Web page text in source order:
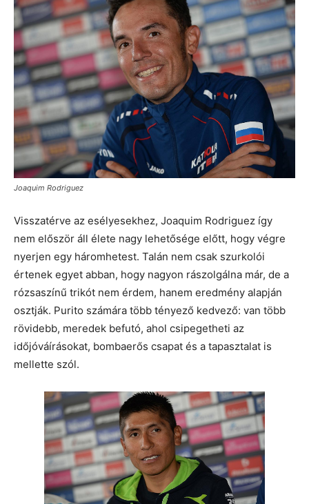
Joaquim Rodriguez
Visszatérve az esélyesekhez, Joaquim Rodriguez így
nem először áll élete nagy lehetősége előtt, hogy végre
nyerjen egy háromhetest. Talán nem csak szurkolói
értenek egyet abban, hogy nagyon rászolgálna már, de a
rózsaszínű trikót nem érdem, hanem eredmény alapján
osztják. Purito számára több tényező kedvező: van több
rövidebb, meredek befutó, ahol csipegetheti az
időjóváírásokat, bombaerős csapat és a tapasztalat is
mellette szól.